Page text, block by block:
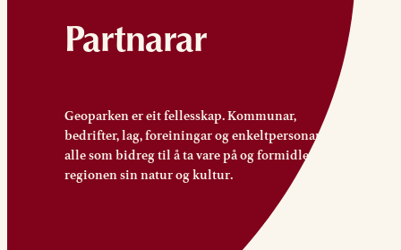
Partnarar
Geoparken er eit fellesskap. Kommunar,
bedrifter, lag, foreiningar og enkeltpersonar –
alle som bidreg til å ta vare på og formidle
regionen sin natur og kultur.